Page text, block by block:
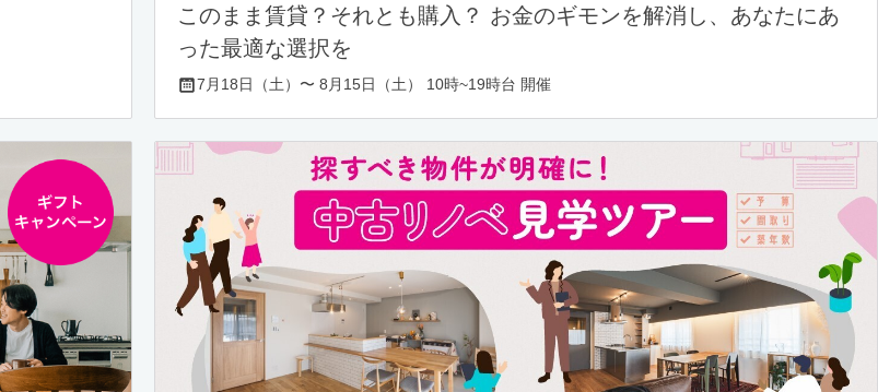
このまま賃貸？それとも購入？ お金のギモンを解消し、あなたにあ
った最適な選択を
7月18日（土）〜 8月15日（土） 10時~19時台 開催